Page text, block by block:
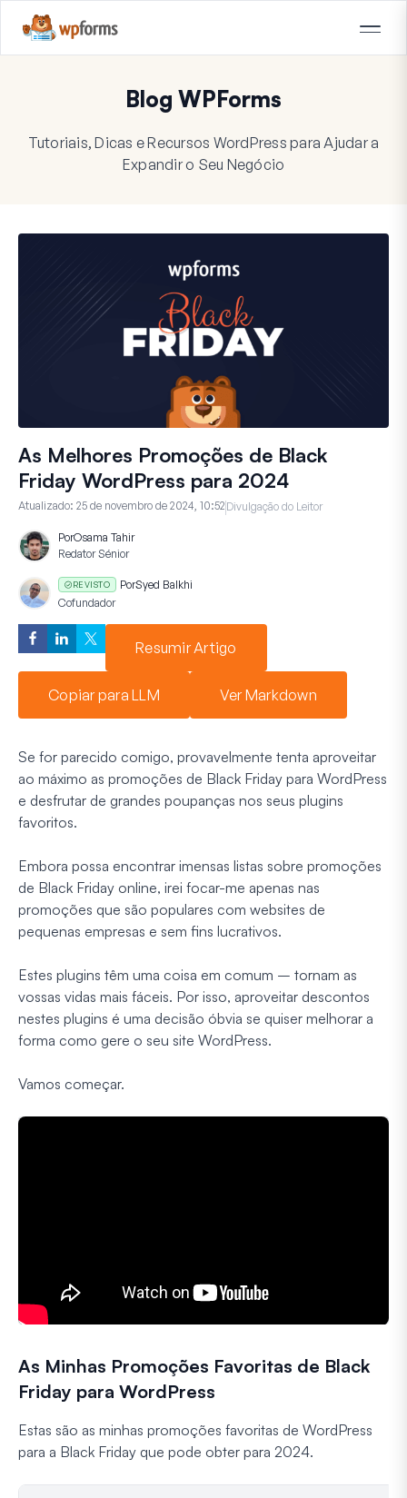
Blog WPForms
Tutoriais, Dicas e Recursos WordPress para Ajudar a
Expandir o Seu Negócio
As Melhores Promoções de Black
Friday WordPress para 2024
Atualizado: 25 de novembro de 2024, 10:52 Divulgação do Leitor
PorOsama Tahir
Redator Sénior
REVISTO PorSyed Balkhi
Cofundador
Resumir Artigo
Copiar para LLM Ver Markdown
Se for parecido comigo, provavelmente tenta aproveitar
ao máximo as promoções de Black Friday para WordPress
e desfrutar de grandes poupanças nos seus plugins
favoritos.
Embora possa encontrar imensas listas sobre promoções
de Black Friday online, irei focar-me apenas nas
promoções que são populares com websites de
pequenas empresas e sem fins lucrativos.
Estes plugins têm uma coisa em comum – tornam as
vossas vidas mais fáceis. Por isso, aproveitar descontos
nestes plugins é uma decisão óbvia se quiser melhorar a
forma como gere o seu site WordPress.
Vamos começar.
As Minhas Promoções Favoritas de Black
Friday para WordPress
Estas são as minhas promoções favoritas de WordPress
para a Black Friday que pode obter para 2024.